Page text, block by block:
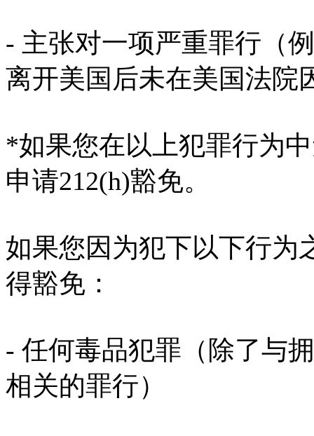
- 主张对一项严重罪行（
离开美国后未在美国法院
*如果您在以上犯罪行为
申请212(h)豁免。
如果您因为犯下以下行为
得豁免：
- 任何毒品犯罪（除了与
相关的罪行）